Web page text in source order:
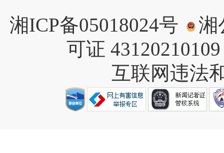
湘ICP备05018024号
湘
可证
互联网违法